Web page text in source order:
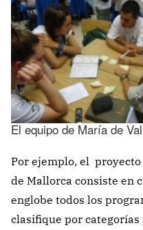
El equipo de María de
Por ejemplo, el
de Mallorca consiste en
englobe todos los
clasifique por categorías